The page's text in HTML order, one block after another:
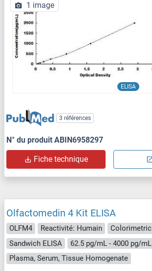
ELISA
1 image
3 références
N° du produit ABIN6958297
Fiche technique
Olfactomedin 4 Kit ELISA
OLFM4 Reactivité: Humain
Colorimetric
Sandwich ELISA
62.5 pg/mL - 4000 pg/mL
Plasma, Serum, Tissue Homogenate